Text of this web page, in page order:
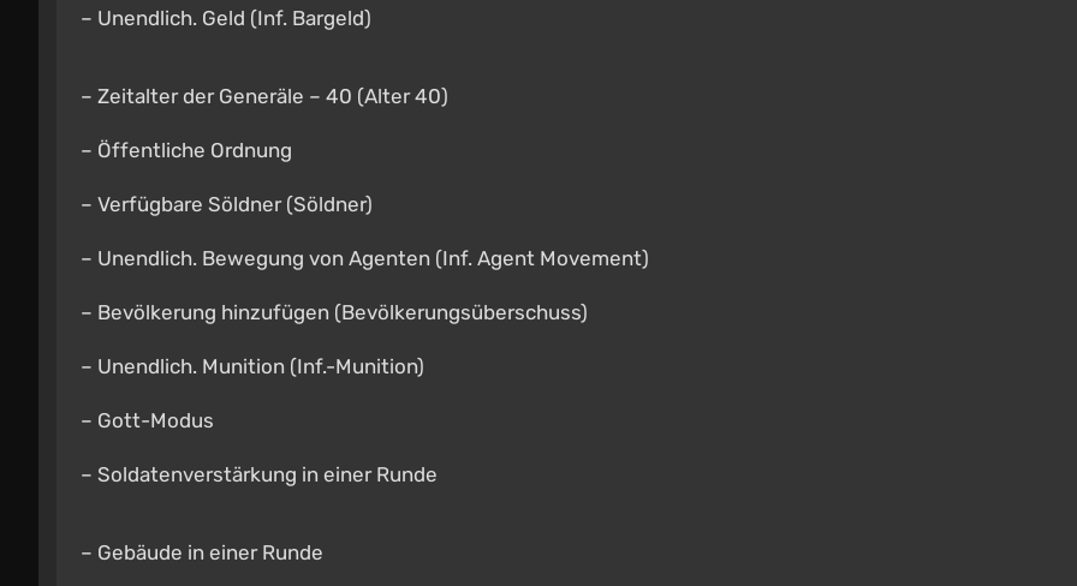
– Unendlich. Geld (Inf. Bargeld)
– Zeitalter der Generäle – 40 (Alter 40)
– Öffentliche Ordnung
– Verfügbare Söldner (Söldner)
– Unendlich. Bewegung von Agenten (Inf. Agent Movement)
– Bevölkerung hinzufügen (Bevölkerungsüberschuss)
– Unendlich. Munition (Inf.-Munition)
– Gott-Modus
– Soldatenverstärkung in einer Runde
– Gebäude in einer Runde